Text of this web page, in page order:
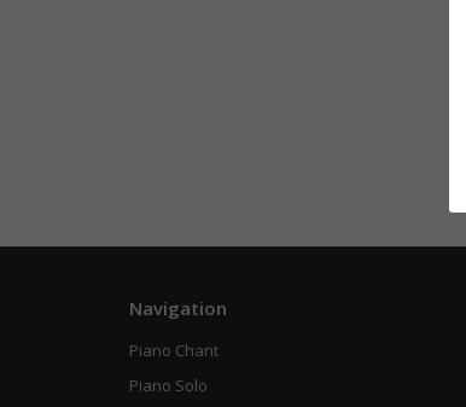
Navigation
Piano Chant
Piano Solo